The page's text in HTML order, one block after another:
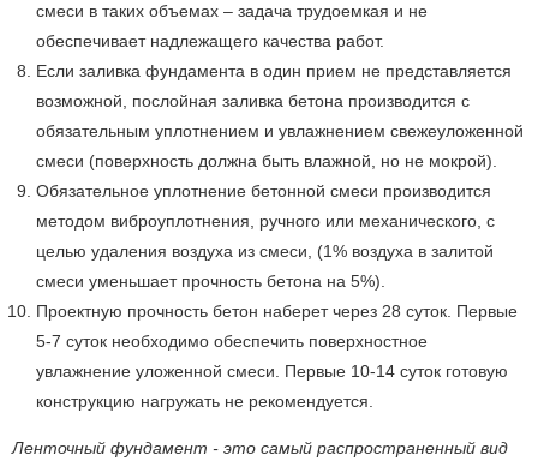
смеси в таких объемах – задача трудоемкая и не
обеспечивает надлежащего качества работ.
Если заливка фундамента в один прием не представ­ляется
возможной, послойная заливка бетона производится с
обязательным уплотнением и увлажнением свежеуложенной
смеси (поверхность должна быть влажной, но не мокрой).
Обязательное уплотнение бетонной смеси производится
методом виброуплотнения, ручного или механическо­го, с
целью удаления воздуха из смеси, (1% воздуха в залитой
смеси уменьшает прочность бе­тона на 5%).
Проектную прочность бетон наберет через 28 суток. Первые
5-7 суток необходимо обеспечить поверхностное
увлажнение уложенной смеси. Первые 10-14 суток готовую
конструкцию нагружать не рекомендуется.
Ленточный фундамент - это самый распространенный вид